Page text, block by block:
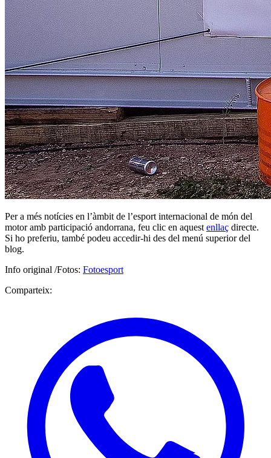
Per a més notícies en l’àmbit de l’esport internacional de món del
motor amb participació andorrana, feu clic en aquest enllaç directe.
Si ho preferiu, també podeu accedir-hi des del menú superior del
blog.
Info original /Fotos: Fotoesport
Comparteix: